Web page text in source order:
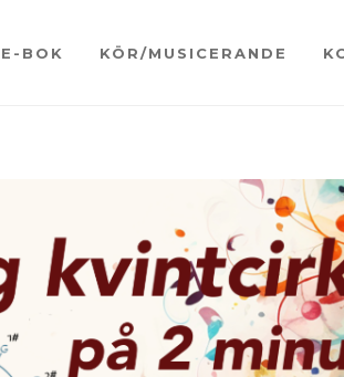
E-BOK KÖR/MUSICERANDE